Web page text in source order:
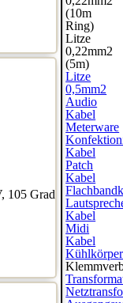
105 Grad
(10m
Ring)
Litze
0,22mm2
(5m)
Litze
0,5mm2
Audio
Kabel
Meterware
Kabel
Patch
Kabel
Kabel
Midi
Kabel
Kühlkörper